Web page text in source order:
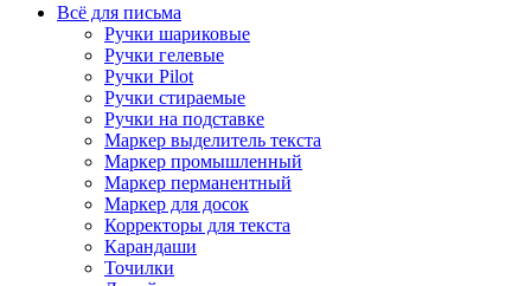
Всё для письма
Ручки шариковые
Ручки гелевые
Ручки Pilot
Ручки стираемые
Ручки на подставке
Маркер выделитель текста
Маркер промышленный
Маркер перманентный
Маркер для досок
Корректоры для текста
Карандаши
Точилки